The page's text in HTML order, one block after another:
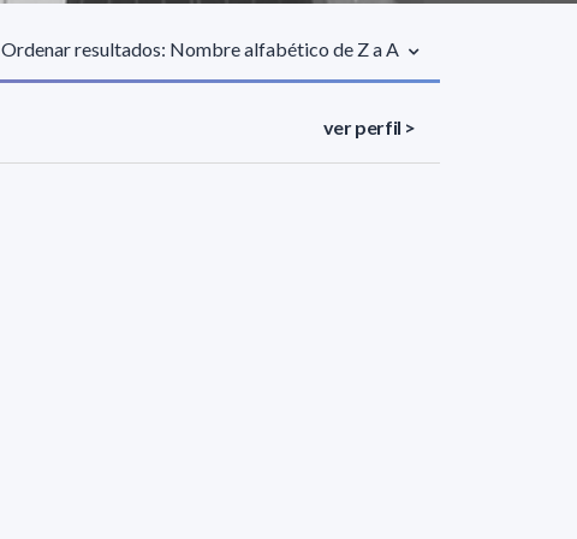
Ordenar resultados: Nombre alfabético de Z a A
ver perfil >